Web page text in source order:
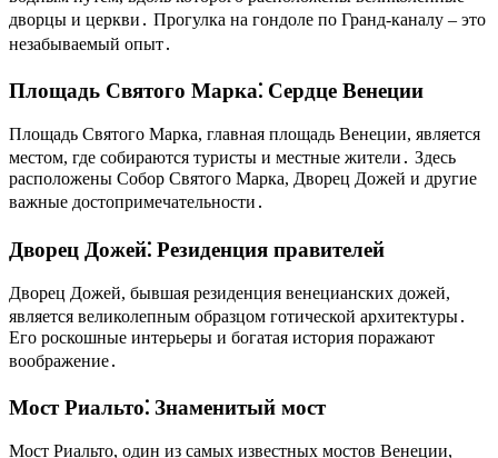
дворцы и церкви․ Прогулка на гондоле по Гранд-каналу – это
незабываемый опыт․
Площадь Святого Марка⁚ Сердце Венеции
Площадь Святого Марка, главная площадь Венеции, является
местом, где собираются туристы и местные жители․ Здесь
расположены Собор Святого Марка, Дворец Дожей и другие
важные достопримечательности․
Дворец Дожей⁚ Резиденция правителей
Дворец Дожей, бывшая резиденция венецианских дожей,
является великолепным образцом готической архитектуры․
Его роскошные интерьеры и богатая история поражают
воображение․
Мост Риальто⁚ Знаменитый мост
Мост Риальто, один из самых известных мостов Венеции,